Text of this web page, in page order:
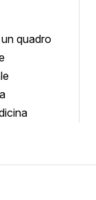
quadro